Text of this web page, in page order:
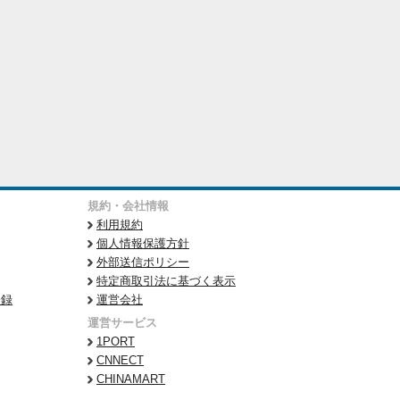
規約・会社情報
利用規約
個人情報保護方針
外部送信ポリシー
特定商取引法に基づく表示
運営会社
運営サービス
1PORT
CNNECT
CHINAMART